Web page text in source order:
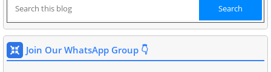
Join Our WhatsApp Group 👇